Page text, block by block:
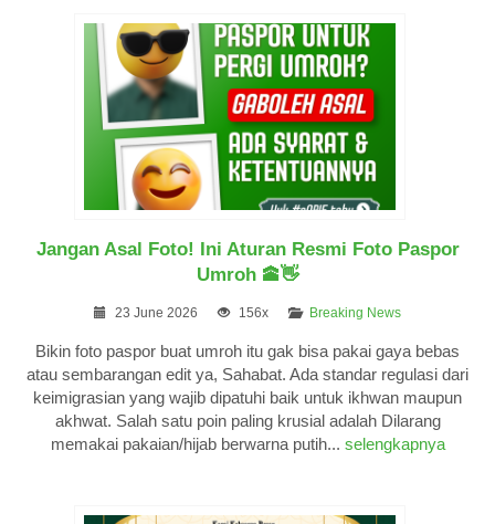
Jangan Asal Foto! Ini Aturan Resmi Foto Paspor
Umroh 🕋👋
23 June 2026 156x Breaking News
Bikin foto paspor buat umroh itu gak bisa pakai gaya bebas
atau sembarangan edit ya, Sahabat. Ada standar regulasi dari
keimigrasian yang wajib dipatuhi baik untuk ikhwan maupun
akhwat. Salah satu poin paling krusial adalah Dilarang
memakai pakaian/hijab berwarna putih... selengkapnya